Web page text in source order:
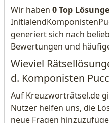
Wir haben 0 Top
generiert sich nach
Bewertungen und
Wieviel
d. Komponisten
Auf Kreuzworträtsel.de
Nutzer helfen uns, die
neue Fragen